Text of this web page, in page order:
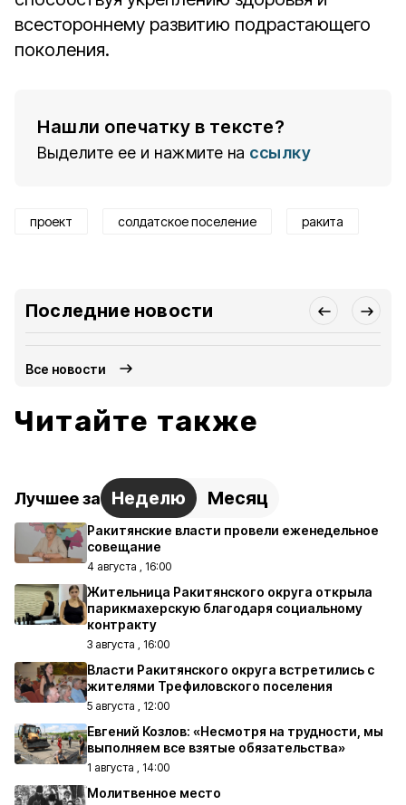
всестороннему развитию подрастающего
поколения.
Нашли опечатку в тексте?
Выделите ее и нажмите на ссылку
проект солдатское поселение ракита
Последние новости
Все новости
Читайте также
Лучшее за Неделю Месяц
Ракитянские власти провели еженедельное
совещание
4 августа , 16:00
Жительница Ракитянского округа открыла
парикмахерскую благодаря социальному
контракту
3 августа , 16:00
Власти Ракитянского округа встретились с
жителями Трефиловского поселения
5 августа , 12:00
Евгений Козлов: «Несмотря на трудности, мы
выполняем все взятые обязательства»
1 августа , 14:00
Молитвенное место